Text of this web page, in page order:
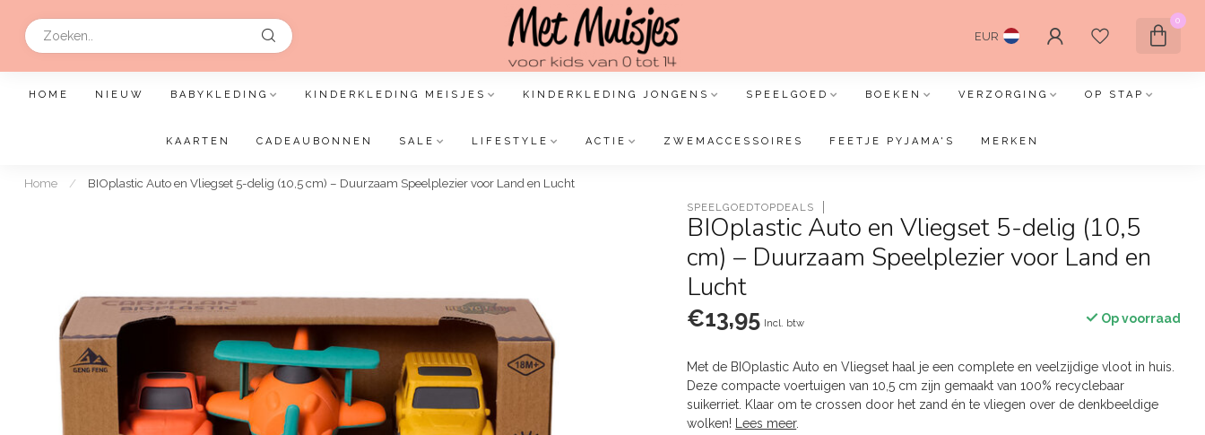
EUR
0
HOME NIEUW BABYKLEDING KINDERKLEDING MEISJES KINDERKLEDING JONGENS SPEELGOED BOEKEN VERZORGING OP STAP
KAARTEN CADEAUBONNEN SALE LIFESTYLE ACTIE ZWEMACCESSOIRES FEETJE PYJAMA'S MERKEN
Home / BIOplastic Auto en Vliegset 5-delig (10,5 cm) – Duurzaam Speelplezier voor Land en Lucht
SPEELGOEDTOPDEALS
BIOplastic Auto en Vliegset 5-delig (10,5
cm) – Duurzaam Speelplezier voor Land en
Lucht
€13,95 Incl. btw Op voorraad
Met de BIOplastic Auto en Vliegset haal je een complete en veelzijdige vloot in huis.
Deze compacte voertuigen van 10,5 cm zijn gemaakt van 100% recyclebaar
suikerriet. Klaar om te crossen door het zand én te vliegen over de denkbeeldige
wolken!
Lees meer.